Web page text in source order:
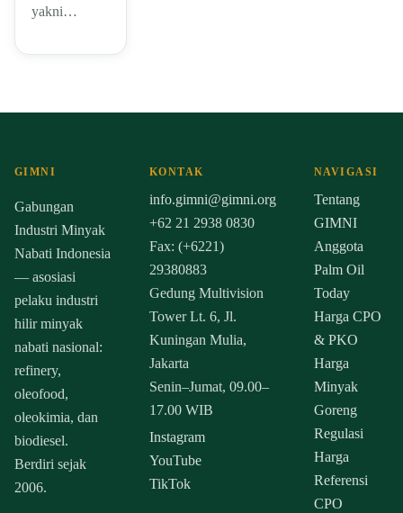
yakni…
GIMNI
Gabungan
Industri Minyak
Nabati Indonesia
— asosiasi
pelaku industri
hilir minyak
nabati nasional:
refinery,
oleofood,
oleokimia, dan
biodiesel.
Berdiri sejak
2006.
KONTAK
info.gimni@gimni.org
+62 21 2938 0830
Fax: (+6221)
29380883
Gedung Multivision
Tower Lt. 6, Jl.
Kuningan Mulia,
Jakarta
Senin–Jumat, 09.00–
17.00 WIB
Instagram
YouTube
TikTok
NAVIGASI
Tentang
GIMNI
Anggota
Palm Oil
Today
Harga CPO
& PKO
Harga
Minyak
Goreng
Regulasi
Harga
Referensi
CPO